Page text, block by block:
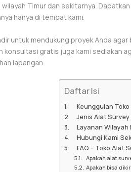
wilayah Timur dan sekitarnya.
hanya di tempat kami.
untuk mendukung proyek Anda
konsultasi gratis juga kami sediakan
lapangan.
Daftar Isi
Keunggulan
Jenis Alat
Layanan
Hubungi Kami
FAQ – Toko Alat
Apakah alat
Apakah bisa